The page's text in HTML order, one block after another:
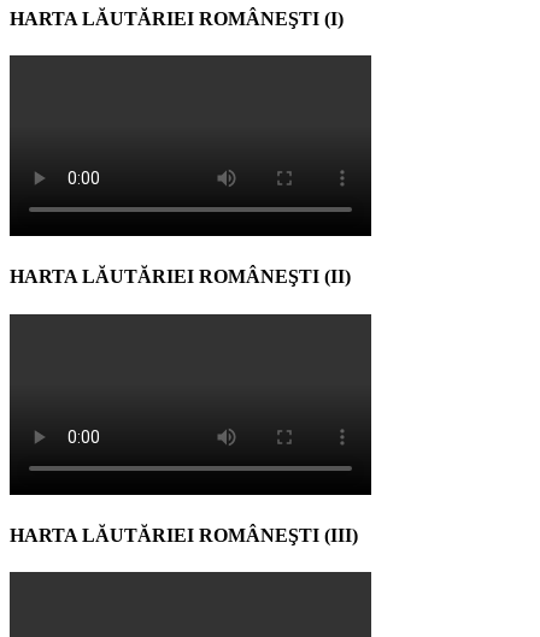
HARTA LĂUTĂRIEI ROMÂNEŞTI (I)
HARTA LĂUTĂRIEI ROMÂNEŞTI (II)
HARTA LĂUTĂRIEI ROMÂNEŞTI (III)